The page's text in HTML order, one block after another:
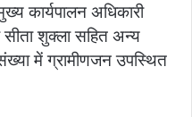
कार्यपालन अधिकारी
शुक्ला सहित अन्य
में ग्रामीणजन उपस्थित